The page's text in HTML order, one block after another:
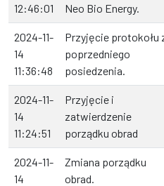
12:46:01
Neo Bio Energy.
2024-11-
14
11:36:48
Przyjęcie protokołu
poprzedniego
posiedzenia.
2024-11-
14
11:24:51
Przyjęcie i
zatwierdzenie
porządku obrad
2024-11-
14
Zmiana porządku
obrad.